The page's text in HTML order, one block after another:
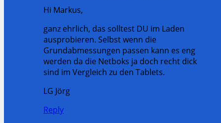
Hi Markus,
ganz ehrlich, das solltest DU im Laden
ausprobieren. Selbst wenn die
Grundabmessungen passen kann es eng
werden da die Netboks ja doch recht dick
sind im Vergleich zu den Tablets.
LG Jörg
Reply